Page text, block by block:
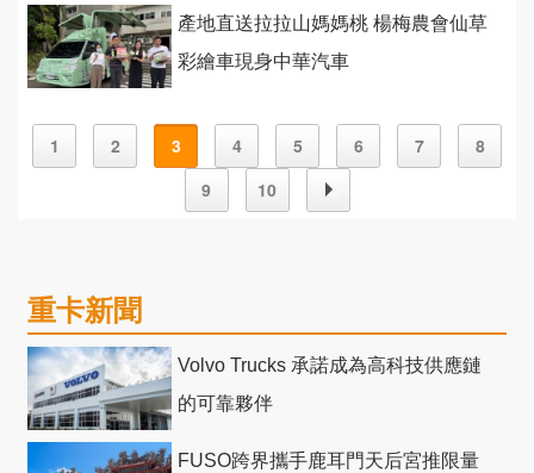
產地直送拉拉山媽媽桃 楊梅農會仙草
彩繪車現身中華汽車
1 2 3 4 5 6 7
8
9
10
重卡新聞
Volvo Trucks 承諾成為高科技供應鏈
的可靠夥伴
FUSO跨界攜手鹿耳門天后宮推限量